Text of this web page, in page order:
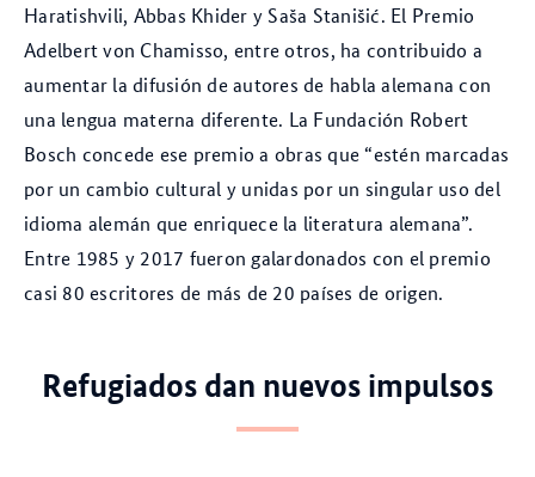
Haratishvili, Abbas Khider y Saša Stanišić. El Premio
Adelbert von Chamisso, entre otros, ha contribuido a
aumentar la difusión de autores de habla alemana con
una lengua materna diferente. La Fundación Robert
Bosch concede ese premio a obras que “estén marcadas
por un cambio cultural y unidas por un singular uso del
idioma alemán que enriquece la literatura alemana”.
Entre 1985 y 2017 fueron galardonados con el premio
casi 80 escritores de más de 20 países de origen.
Refugiados dan nuevos impulsos